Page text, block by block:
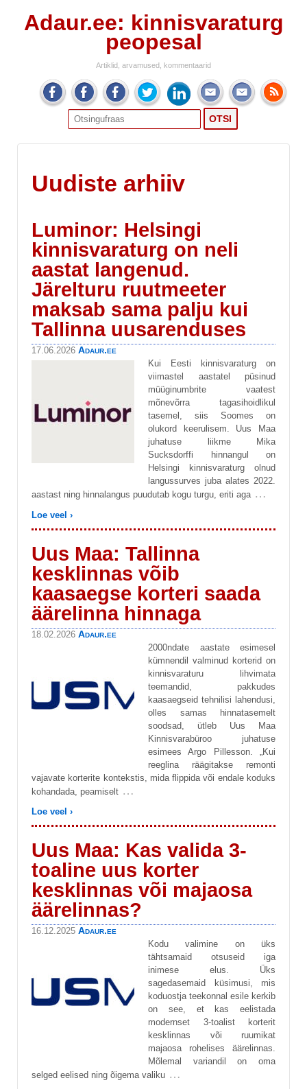
Adaur.ee: kinnisvaraturg
peopesal
Artiklid, arvamused, kommentaarid
Search
for:
Uudiste arhiiv
Luminor: Helsingi
kinnisvaraturg on neli
aastat langenud.
Järelturu ruutmeeter
maksab sama palju kui
Tallinna uusarenduses
17.06.2026 Adaur.ee
Kui Eesti kinnisvaraturg on
viimastel aastatel püsinud
müüginumbrite vaatest
mõnevõrra tagasihoidlikul
tasemel, siis Soomes on
olukord keerulisem. Uus Maa
juhatuse liikme Mika
Sucksdorffi hinnangul on
Helsingi kinnisvaraturg olnud
langussurves juba alates 2022.
aastast ning hinnalangus puudutab kogu turgu, eriti aga …
Loe veel ›
Uus Maa: Tallinna
kesklinnas võib
kaasaegse korteri saada
äärelinna hinnaga
18.02.2026 Adaur.ee
2000ndate aastate esimesel
kümnendil valminud korterid on
kinnisvaraturu lihvimata
teemandid, pakkudes
kaasaegseid tehnilisi lahendusi,
olles samas hinnatasemelt
soodsad, ütleb Uus Maa
Kinnisvarabüroo juhatuse
esimees Argo Pillesson. „Kui
reeglina räägitakse remonti
vajavate korterite kontekstis, mida flippida või endale koduks
kohandada, peamiselt …
Loe veel ›
Uus Maa: Kas valida 3-
toaline uus korter
kesklinnas või majaosa
äärelinnas?
16.12.2025 Adaur.ee
Kodu valimine on üks
tähtsamaid otsuseid iga
inimese elus. Üks
sagedasemaid küsimusi, mis
koduostja teekonnal esile kerkib
on see, et kas eelistada
modernset 3-toalist korterit
kesklinnas või ruumikat
majaosa rohelises äärelinnas.
Mõlemal variandil on oma
selged eelised ning õigema valiku …